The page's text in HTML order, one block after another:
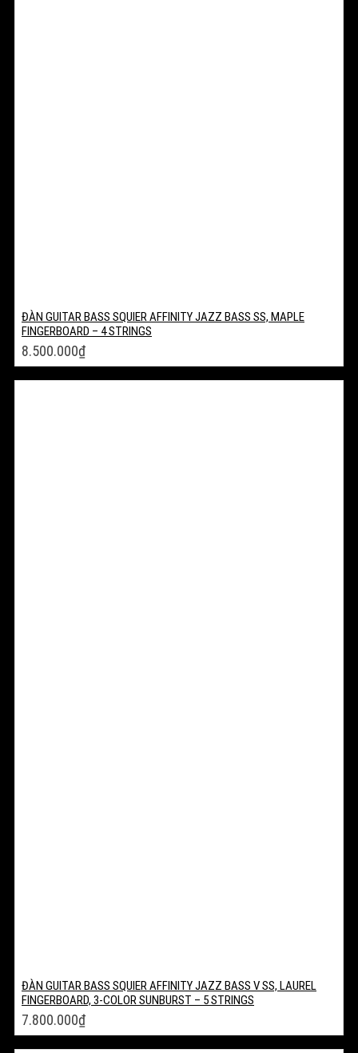
ĐÀN GUITAR BASS SQUIER AFFINITY JAZZ BASS SS, MAPLE
FINGERBOARD – 4 STRINGS
8.500.000₫
ĐÀN GUITAR BASS SQUIER AFFINITY JAZZ BASS V SS, LAUREL
FINGERBOARD, 3-COLOR SUNBURST – 5 STRINGS
7.800.000₫